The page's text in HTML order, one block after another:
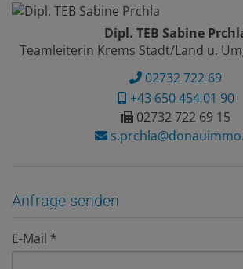
Dipl. TEB Sabine
Teamleiterin Krems Stadt/Land u.
02732 722 69
+43 650 454 01 90
02732 722 69 15
Anfrage senden
E-Mail